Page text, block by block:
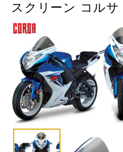
DUCATI MV AGUSTA
閉じ
スクリーン コルサ